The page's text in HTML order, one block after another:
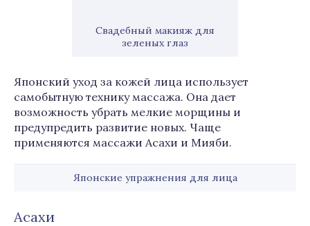
Свадебный макияж для
зеленых глаз
Японский уход за кожей лица использует
самобытную технику массажа. Она дает
возможность убрать мелкие морщины и
предупредить развитие новых. Чаще
применяются массажи Асахи и Мияби.
Японские упражнения для лица
Асахи